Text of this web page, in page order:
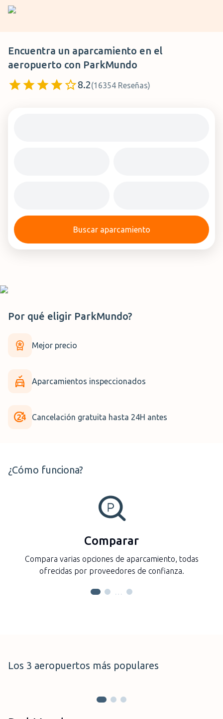
Encuentra un aparcamiento en el
aeropuerto con ParkMundo
8.2(16354 Reseñas)
Buscar aparcamiento
Por qué eligir ParkMundo?
Mejor precio
Aparcamientos inspeccionados
Cancelación gratuita hasta 24H antes
¿Cómo funciona?
Comparar
Compara varias opciones de aparcamiento, todas
ofrecidas por proveedores de confianza.
…
Los 3 aeropuertos más populares
Espanha